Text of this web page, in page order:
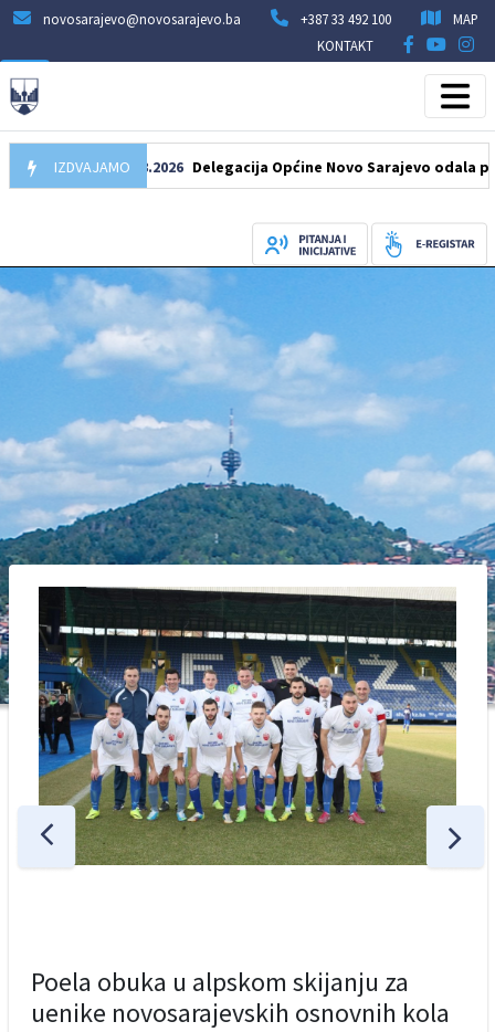
novosarajevo@novosarajevo.ba +387 33 492 100
MAP
KONTAKT
IZDVAJAMO
07.08.2026 Delegacija Općine Novo Sarajevo odala počast
Poela obuka u alpskom skijanju za
uenike novosarajevskih osnovnih kola